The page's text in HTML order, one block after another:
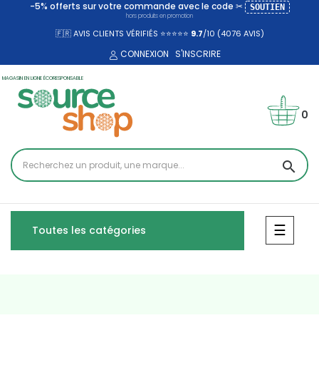
-5% offerts sur votre commande avec le code ✂ SOUTIEN
hors produits en promotion
🇫🇷 AVIS CLIENTS VÉRIFIÉS ⭐⭐⭐⭐⭐ 9.7/10 (4076 AVIS)
CONNEXION S'INSCRIRE
MAGASIN EN LIGNE ÉCORESPONSABLE
search
0
Toutes les catégories ☰